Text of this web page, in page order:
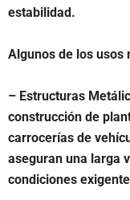
estabilidad.
Algunos de los usos
– Estructuras
construcción de
carrocerías de
aseguran una larga
condiciones